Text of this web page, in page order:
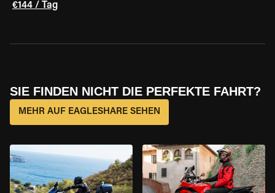
€144 / Tag
SIE FINDEN NICHT DIE PERFEKTE FAHRT?
MEHR AUF EAGLESHARE SEHEN